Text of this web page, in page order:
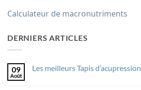
Calculateur de macronutriments
DERNIERS ARTICLES
09
Août
Les meilleurs Tapis d’acupression